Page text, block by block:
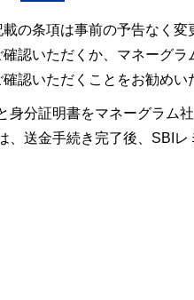
の条項は事前の予告なく
認いただくか、マネーグ
認いただくことをお勧めい
分証明書をマネーグラ
送金手続き完了後、SBI